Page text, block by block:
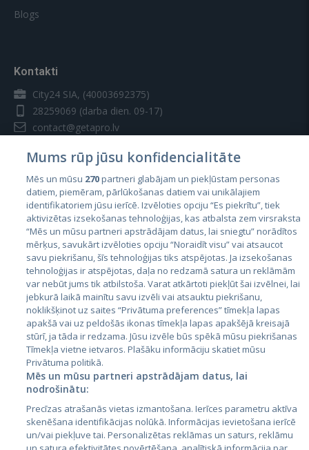
Blogs
Kontakti
City24 SIA, (40003692375)
28259069 (darba dien. 09-17)
contact@getapro.lv
Valstis
Igaunija
Latvija
Lietuva
City24.lv
City24.ee
GetaPro.lv
CVbankas.lt
Kainos.lt
Paslaugos.lt
Mums rūp jūsu konfidencialitāte
Mēs un mūsu 270partneri glabājam un piekļūstam personas
datiem, piemēram, pārlūkošanas datiem vai unikālajiem
identifikatoriem jūsu ierīcē. Izvēloties opciju “Es piekrītu”, tiek
aktivizētas izsekošanas tehnoloģijas, kas atbalsta zem virsraksta
“Mēs un mūsu partneri apstrādājam datus, lai sniegtu” norādītos
mērķus, savukārt izvēloties opciju “Noraidīt visu” vai atsaucot
savu piekrišanu, šīs tehnoloģijas tiks atspējotas. Ja izsekošanas
tehnoloģijas ir atspējotas, daļa no redzamā satura un reklāmām
var nebūt jums tik atbilstoša. Varat atkārtoti piekļūt šai izvēlnei, lai
jebkurā laikā mainītu savu izvēli vai atsauktu piekrišanu,
noklikšķinot uz saites “Privātuma preferences” tīmekļa lapas
apakšā vai uz peldošās ikonas tīmekļa lapas apakšējā kreisajā
stūrī, ja tāda ir redzama. Jūsu izvēle būs spēkā mūsu piekrišanas
Tīmekļa vietne ietvaros. Plašāku informāciju skatiet mūsu
Privātuma politikā.
Mēs un mūsu partneri apstrādājam datus, lai
nodrošinātu:
Precīzas atrašanās vietas izmantošana. Ierīces parametru aktīva
skenēšana identifikācijas nolūkā. Informācijas ievietošana ierīcē
un/vai piekļuve tai. Personalizētas reklāmas un saturs, reklāmu